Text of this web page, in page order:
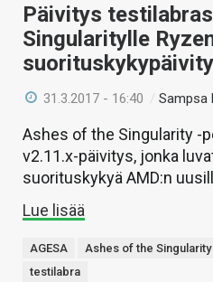
Päivitys
Singularitylle
31.3.2017 - 16:40 /Sampsa
Ashes of the Singularity -
v2.11.x-päivitys, jonka
suorituskykyä AMD:n
Lue lisää
AGESA Ashes of the Singularity
testilabra